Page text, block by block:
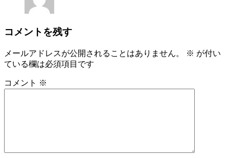
コメントを残す
メールアドレスが公開されることはありません。 ※ が付い
ている欄は必須項目です
コメント ※